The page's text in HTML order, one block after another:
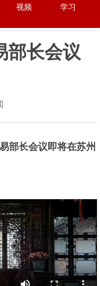
视频
学习
部长会议
部长会议即将在苏州